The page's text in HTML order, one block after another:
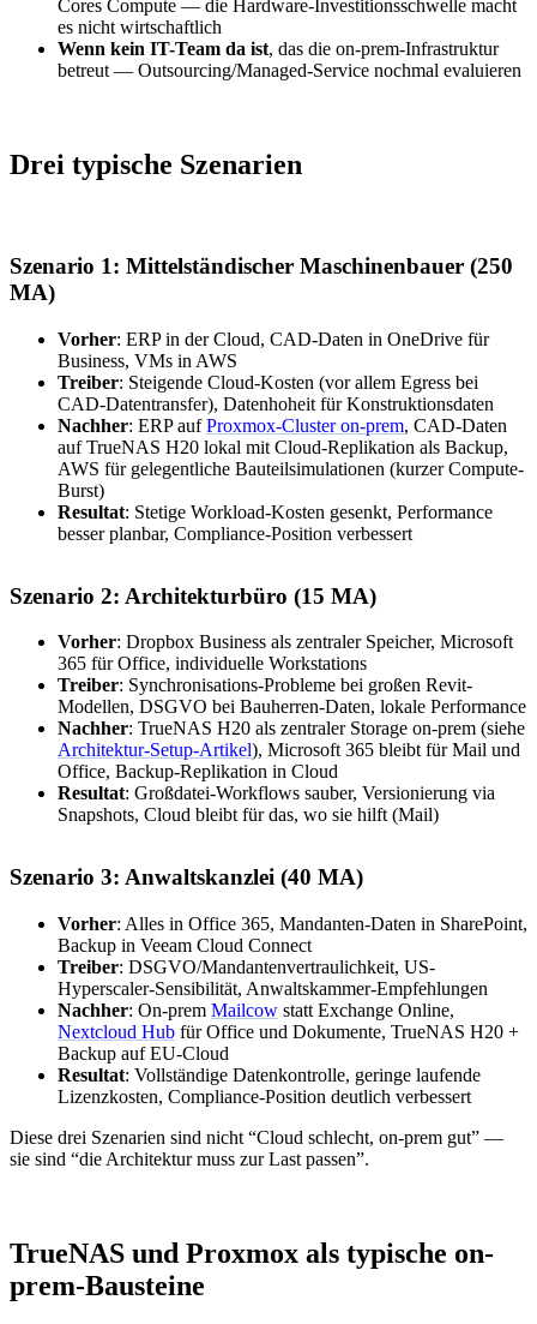
Cores Compute — die Hardware-Investitionsschwelle macht
es nicht wirtschaftlich
Wenn kein IT-Team da ist, das die on-prem-Infrastruktur
betreut — Outsourcing/Managed-Service nochmal evaluieren
Drei typische Szenarien
Szenario 1: Mittelständischer Maschinenbauer (250
MA)
Vorher: ERP in der Cloud, CAD-Daten in OneDrive für
Business, VMs in AWS
Treiber: Steigende Cloud-Kosten (vor allem Egress bei
CAD-Datentransfer), Datenhoheit für Konstruktionsdaten
Nachher: ERP aufProxmox-Cluster on-prem, CAD-Daten
auf TrueNAS H20 lokal mit Cloud-Replikation als Backup,
AWS für gelegentliche Bauteilsimulationen (kurzer Compute-
Burst)
Resultat: Stetige Workload-Kosten gesenkt, Performance
besser planbar, Compliance-Position verbessert
Szenario 2: Architekturbüro (15 MA)
Vorher: Dropbox Business als zentraler Speicher, Microsoft
365 für Office, individuelle Workstations
Treiber: Synchronisations-Probleme bei großen Revit-
Modellen, DSGVO bei Bauherren-Daten, lokale Performance
Nachher: TrueNAS H20 als zentraler Storage on-prem (siehe
Architektur-Setup-Artikel), Microsoft 365 bleibt für Mail und
Office, Backup-Replikation in Cloud
Resultat: Großdatei-Workflows sauber, Versionierung via
Snapshots, Cloud bleibt für das, wo sie hilft (Mail)
Szenario 3: Anwaltskanzlei (40 MA)
Vorher: Alles in Office 365, Mandanten-Daten in SharePoint,
Backup in Veeam Cloud Connect
Treiber: DSGVO/Mandantenvertraulichkeit, US-
Hyperscaler-Sensibilität, Anwaltskammer-Empfehlungen
Nachher: On-prem Mailcow statt Exchange Online,
Nextcloud Hub für Office und Dokumente, TrueNAS H20 +
Backup auf EU-Cloud
Resultat: Vollständige Datenkontrolle, geringe laufende
Lizenzkosten, Compliance-Position deutlich verbessert
Diese drei Szenarien sind nicht “Cloud schlecht, on-prem gut” —
sie sind “die Architektur muss zur Last passen”.
TrueNAS und Proxmox als typische on-
prem-Bausteine